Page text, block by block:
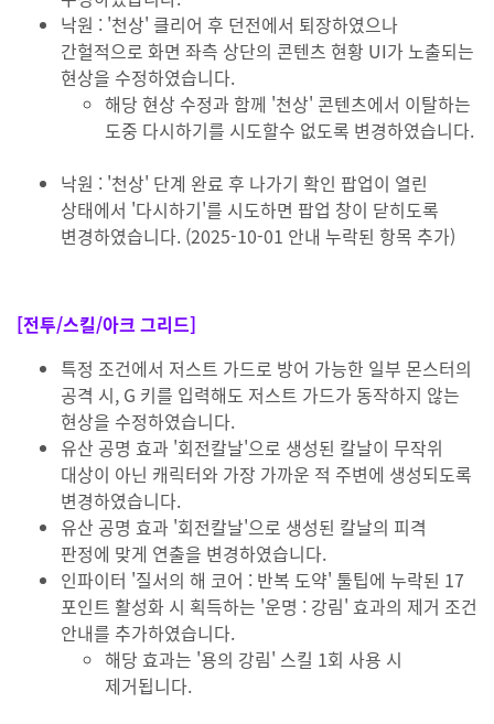
낙원 : '천상' 클리어 후 던전에서 퇴장하였으나
간헐적으로 화면 좌측 상단의 콘텐츠 현황 UI가 노출되는
현상을 수정하였습니다.
해당 현상 수정과 함께 '천상' 콘텐츠에서 이탈하는
도중 다시하기를 시도할수 없도록 변경하였습니다.
낙원 : '천상' 단계 완료 후 나가기 확인 팝업이 열린
상태에서 '다시하기'를 시도하면 팝업 창이 닫히도록
변경하였습니다. (2025-10-01 안내 누락된 항목 추가)
[전투/스킬/아크 그리드]
특정 조건에서 저스트 가드로 방어 가능한 일부 몬스터의
공격 시, G 키를 입력해도 저스트 가드가 동작하지 않는
현상을 수정하였습니다.
유산 공명 효과 '회전칼날'으로 생성된 칼날이 무작위
대상이 아닌 캐릭터와 가장 가까운 적 주변에 생성되도록
변경하였습니다.
유산 공명 효과 '회전칼날'으로 생성된 칼날의 피격
판정에 맞게 연출을 변경하였습니다.
인파이터 '질서의 해 코어 : 반복 도약' 툴팁에 누락된 17
포인트 활성화 시 획득하는 '운명 : 강림' 효과의 제거 조건
안내를 추가하였습니다.
해당 효과는 '용의 강림' 스킬 1회 사용 시
제거됩니다.